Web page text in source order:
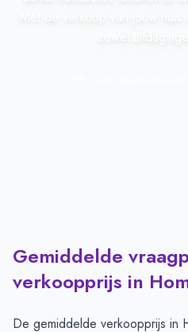
Gemiddelde
verkoopprijs in
De gemiddelde verkoopprijs in